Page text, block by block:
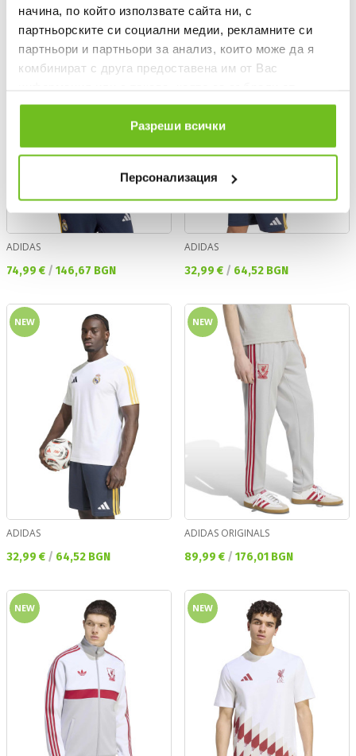
начина, по който използвате сайта ни, с
партньорските си социални медии, рекламните си
партньори и партньори за анализ, които може да я
комбинират с друга предоставена им от Вас
ползването от Ваша страна на услугите им.
Разреши всички
Персонализация
NEW
ADIDAS
Текуща цена:
74,99 € / 146,67 BGN
NEW
ADIDAS
Текуща цена:
32,99 € / 64,52 BGN
NEW
ADIDAS
Текуща цена:
32,99 € / 64,52 BGN
NEW
ADIDAS ORIGINALS
Текуща цена:
89,99 € / 176,01 BGN
NEW NEW